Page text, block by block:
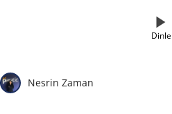
Dinle
Nesrin Zaman